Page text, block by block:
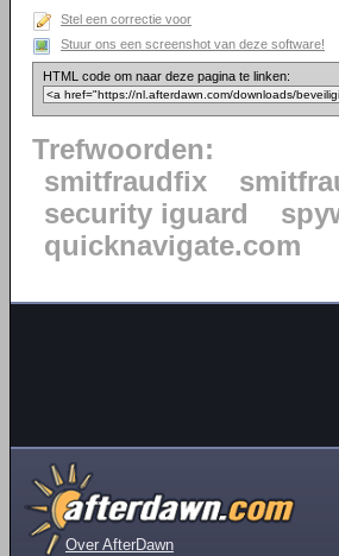
Stel een correctie voor
Stuur ons een screenshot van deze software!
HTML code om naar deze pagina te linken:
Trefwoorden:
smitfraudfix
security iguard
quicknavigate.com
Over AfterDawn